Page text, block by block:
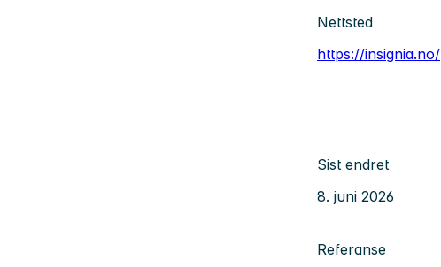
Nettsted
https://insignia.no/
Sist endret
8. juni 2026
Referanse